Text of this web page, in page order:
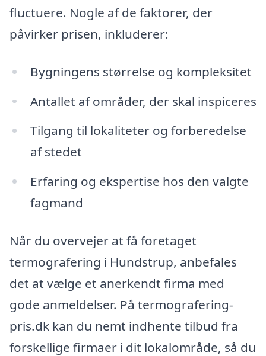
fluctuere. Nogle af de faktorer, der
påvirker prisen, inkluderer:
Bygningens størrelse og kompleksitet
Antallet af områder, der skal inspiceres
Tilgang til lokaliteter og forberedelse
af stedet
Erfaring og ekspertise hos den valgte
fagmand
Når du overvejer at få foretaget
termografering i Hundstrup, anbefales
det at vælge et anerkendt firma med
gode anmeldelser. På termografering-
pris.dk kan du nemt indhente tilbud fra
forskellige firmaer i dit lokalområde, så du